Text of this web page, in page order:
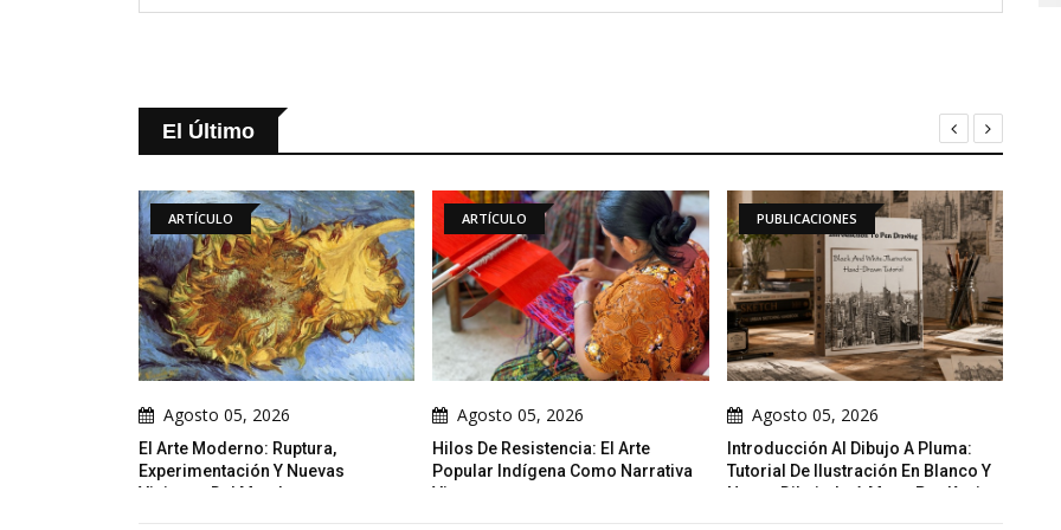
El Último
Moderno: Ruptura,
Y Nuevas
ARTÍCULO
Agosto 05, 2026
Hilos De Resistencia: El Arte
Popular Indígena Como Narrativa
Viva
PUBLICACIONES
Agosto 05, 2026
Introducción Al Dibujo A Pluma:
Tutorial De Ilustración En Blanco Y
Negro Dibujado A Mano Por Kevin
ILUSTRACIONES DIARIAS
Agosto 05, 2026
La Grieta